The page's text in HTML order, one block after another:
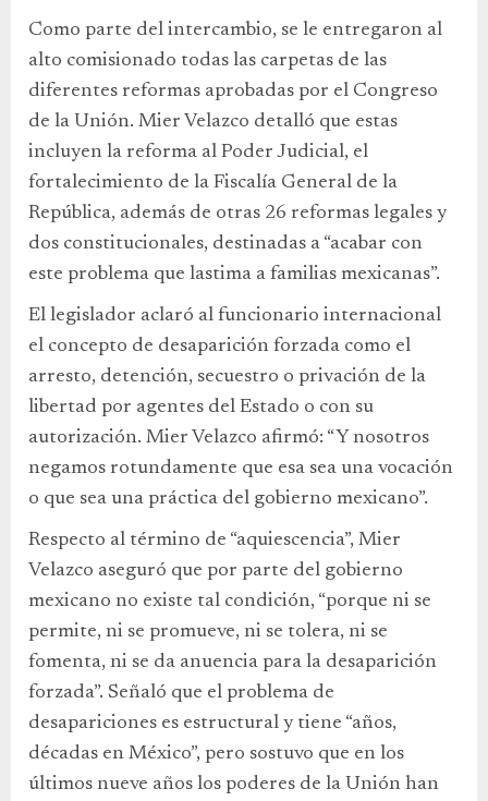
Como parte del intercambio, se le entregaron al
alto comisionado todas las carpetas de las
diferentes reformas aprobadas por el Congreso
de la Unión. Mier Velazco detalló que estas
incluyen la reforma al Poder Judicial, el
fortalecimiento de la Fiscalía General de la
República, además de otras 26 reformas legales y
dos constitucionales, destinadas a “acabar con
este problema que lastima a familias mexicanas”.
El legislador aclaró al funcionario internacional
el concepto de desaparición forzada como el
arresto, detención, secuestro o privación de la
libertad por agentes del Estado o con su
autorización. Mier Velazco afirmó: “Y nosotros
negamos rotundamente que esa sea una vocación
o que sea una práctica del gobierno mexicano”.
Respecto al término de “aquiescencia”, Mier
Velazco aseguró que por parte del gobierno
mexicano no existe tal condición, “porque ni se
permite, ni se promueve, ni se tolera, ni se
fomenta, ni se da anuencia para la desaparición
forzada”. Señaló que el problema de
desapariciones es estructural y tiene “años,
décadas en México”, pero sostuvo que en los
últimos nueve años los poderes de la Unión han